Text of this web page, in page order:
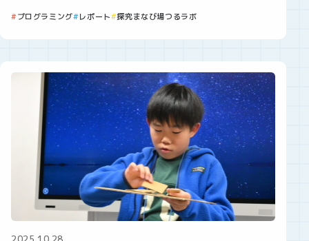
プログラミング レポート 探究まなび場つるラボ